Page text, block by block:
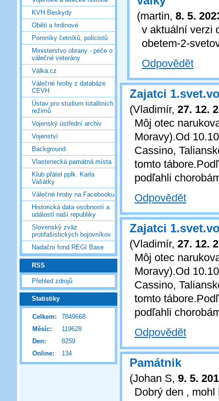
KVH Beskydy
Oběti a hrdinové
Pomníky četníků, policistů
Ministerstvo obrany - péče o
válečné veterány
Válka.cz
Válečné hroby z databáze
CEVH
Ústav pro studium totalitních
režimů
Vojenský ústřední archiv
Vojenství
Background
Vlastenecká památná místa
Klub přátel pplk. Karla
Vašátky
Válečné hroby na Facebooku
Historická data osobností a
událostí naší republiky
Slovenský zväz
protifašistických bojovníkov
Nadační fond REGI Base
RSS
Přehled zdrojů
Statistiky
Online: 134
Celkem:
7849668
Měsíc:
119628
Den:
8259
(martin, 8. 5.
v aktuální verzi
obetem-2-
Odpovědět
Zajatci
(Vladimír, 27. 12.
Môj otec
Moravy).Od
Cassino,
tomto
podľahli
Odpovědět
Zajatci
(Vladimír, 27. 12.
Môj otec
Moravy).Od
Cassino,
tomto
podľahli
Odpovědět
Památnik
(Johan S, 9. 5.
Dobrý den ,